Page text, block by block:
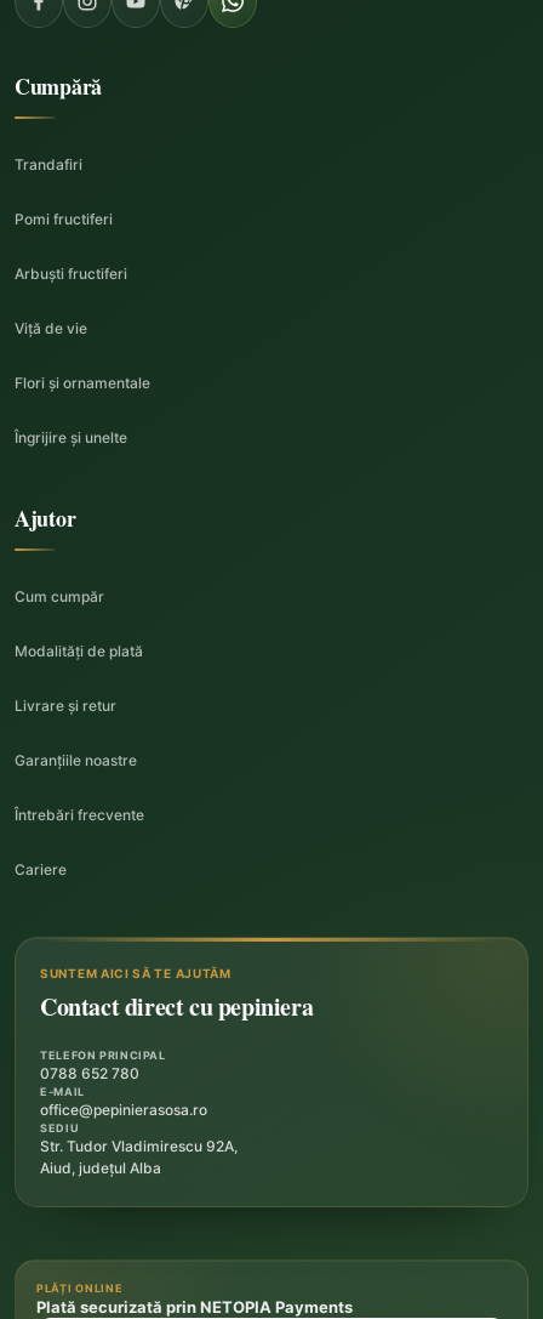
Cumpără
Trandafiri
Pomi fructiferi
Arbuști fructiferi
Viță de vie
Flori și ornamentale
Îngrijire și unelte
Ajutor
Cum cumpăr
Modalități de plată
Livrare și retur
Garanțiile noastre
Întrebări frecvente
Cariere
SUNTEM AICI SĂ TE AJUTĂM
Contact direct cu pepiniera
TELEFON PRINCIPAL
0788 652 780
E-MAIL
office@pepinierasosa.ro
SEDIU
Str. Tudor Vladimirescu 92A,
Aiud, județul Alba
PLĂȚI ONLINE
Plată securizată prin NETOPIA Payments